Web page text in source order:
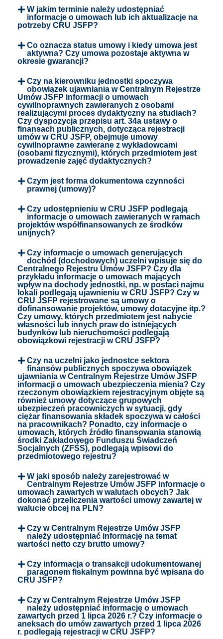
W jakim terminie należy udostępniać
informacje o umowach lub ich aktualizacje na
potrzeby CRU JSFP?
Co oznacza status umowy i kiedy umowa jest
aktywna? Czy umowa pozostaje aktywna w
okresie gwarancji?
Czy na kierowniku jednostki spoczywa
obowiązek ujawniania w Centralnym Rejestrze
Umów JSFP informacji o umowach
cywilnoprawnych zawieranych z osobami
realizującymi proces dydaktyczny na studiach?
Czy dyspozycja przepisu art. 34a ustawy o
finansach publicznych, dotycząca rejestracji
umów w CRU JSFP, obejmuje umowy
cywilnoprawne zawierane z wykładowcami
(osobami fizycznymi), których przedmiotem jest
prowadzenie zajęć dydaktycznych?
Czym jest forma dokumentowa czynności
prawnej (umowy)?
Czy udostępnieniu w CRU JSFP podlegają
informacje o umowach zawieranych w ramach
projektów współfinansowanych ze środków
unijnych?
Czy informacje o umowach generujących
dochód (dochodowych) uczelni wpisuje się do
Centralnego Rejestru Umów JSFP? Czy dla
przykładu informacje o umowach mających
wpływ na dochody jednostki, np. w postaci najmu
lokali podlegają ujawnieniu w CRU JSFP? Czy w
CRU JSFP rejestrowane są umowy o
dofinansowanie projektów, umowy dotacyjne itp.?
Czy umowy, których przedmiotem jest nabycie
własności lub innych praw do istniejących
budynków lub nieruchomości podlegają
obowiązkowi rejestracji w CRU JSFP?
Czy na uczelni jako jednostce sektora
finansów publicznych spoczywa obowiązek
ujawniania w Centralnym Rejestrze Umów JSFP
informacji o umowach ubezpieczenia mienia? Czy
rzeczonym obowiązkiem rejestracyjnym objęte są
również umowy dotyczące grupowych
ubezpieczeń pracowniczych w sytuacji, gdy
ciężar finansowania składek spoczywa w całości
na pracownikach? Ponadto, czy informacje o
umowach, których źródło finansowania stanowią
środki Zakładowego Funduszu Świadczeń
Socjalnych (ZFŚS), podlegają wpisowi do
przedmiotowego rejestru?
W jaki sposób należy zarejestrować w
Centralnym Rejestrze Umów JSFP informacje o
umowach zawartych w walutach obcych? Jak
dokonać przeliczenia wartości umowy zawartej w
walucie obcej na PLN?
Czy w Centralnym Rejestrze Umów JSFP
należy udostępniać informację na temat
wartości netto czy brutto umowy?
Czy informacja o transakcji udokumentowanej
paragonem fiskalnym powinna być wpisana do
CRU JSFP?
Czy w Centralnym Rejestrze Umów JSFP
należy udostępniać informację o umowach
zawartych przed 1 lipca 2026 r.? Czy informacje o
aneksach do umów zawartych przed 1 lipca 2026
r. podlegają rejestracji w CRU JSFP?